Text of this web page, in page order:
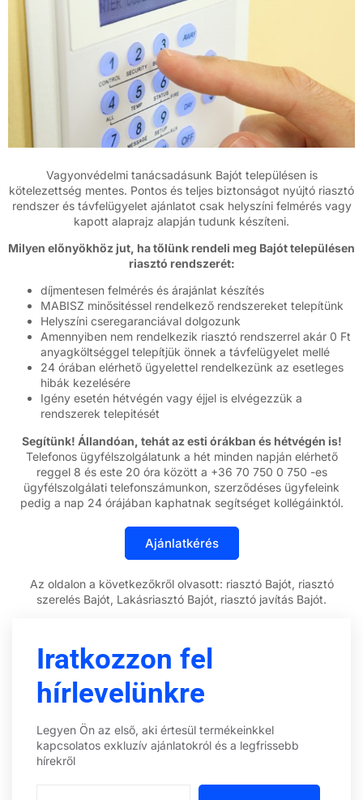
Vagyonvédelmi tanácsadásunk Bajót településen is
kötelezettség mentes. Pontos és teljes biztonságot nyújtó riasztó
rendszer és távfelügyelet ajánlatot csak helyszíni felmérés vagy
kapott alaprajz alapján tudunk készíteni.
Milyen előnyökhöz jut, ha tőlünk rendeli meg Bajót településen
riasztó rendszerét:
díjmentesen felmérés és árajánlat készítés
MABISZ minősitéssel rendelkező rendszereket telepítünk
Helyszíni cseregaranciával dolgozunk
Amennyiben nem rendelkezik riasztó rendszerrel akár 0 Ft
anyagköltséggel telepítjük önnek a távfelügyelet mellé
24 órában elérhető ügyelettel rendelkezünk az esetleges
hibák kezelésére
Igény esetén hétvégén vagy éjjel is elvégezzük a
rendszerek telepitését
Segítünk! Állandóan, tehát az esti órákban és hétvégén is!
Telefonos ügyfélszolgálatunk a hét minden napján elérhető
reggel 8 és este 20 óra között a +36 70 750 0 750 -es
ügyfélszolgálati telefonszámunkon, szerződéses ügyfeleink
pedig a nap 24 órájában kaphatnak segítséget kollégáinktól.
Az oldalon a következőkről olvasott: riasztó Bajót, riasztó
szerelés Bajót, Lakásriasztó Bajót, riasztó javítás Bajót.
Iratkozzon fel
hírlevelünkre
Legyen Ön az első, aki értesül termékeinkkel
kapcsolatos exkluzív ajánlatokról és a legfrissebb
hírekről